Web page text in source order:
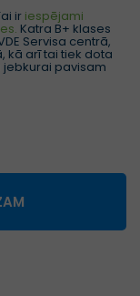
ir iespējami
Katra B+ klases
Servisa centrā,
kā arī tai tiek dota
pavisam